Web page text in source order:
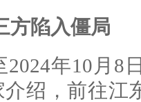
方陷入僵局
2024年10月8
绍，前往江